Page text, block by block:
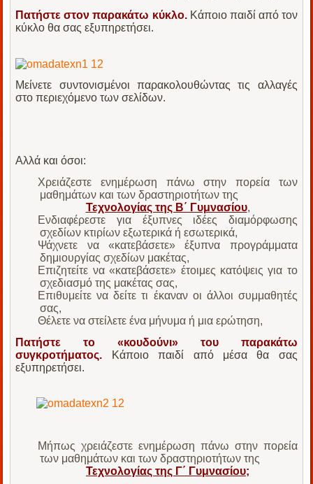
Πατήστεστον παρακάτω κύκλο. Κάποιο παιδί από τον
κύκλο θα σας εξυπηρετήσει.
Μείνετε συντονισμένοι παρακολουθώντας τις αλλαγές
στο περιεχόμενο των σελίδων.
Αλλά και όσοι:
Χρειάζεστε ενημέρωση πάνω στην πορεία των
μαθημάτων και των δραστηριοτήτων της
Τεχνολογίας της Β΄ Γυμνασίου,
Ενδιαφέρεστε για έξυπνες ιδέες διαμόρφωσης
σχεδίων κτιρίων εξωτερικά ή εσωτερικά,
Ψάχνετε να «κατεβάσετε» έξυπνα προγράμματα
δημιουργίας σχεδίων μακέτας,
Επιζητείτε να «κατεβάσετε» έτοιμες κατόψεις για το
σχεδιασμό της μακέτας σας,
Επιθυμείτε να δείτε τι έκαναν οι άλλοι συμμαθητές
σας,
Θέλετε να στείλετε ένα μήνυμα ή μια ερώτηση,
Πατήστε το «κουδούνι» του παρακάτω
συγκροτήματος.
Κάποιο παιδί από μέσα θα σας
εξυπηρετήσει.
Μήπως χρειάζεστε ενημέρωση πάνω στην πορεία
των μαθημάτων και των δραστηριοτήτων της
Τεχνολογίας της Γ΄ Γυμνασίου;